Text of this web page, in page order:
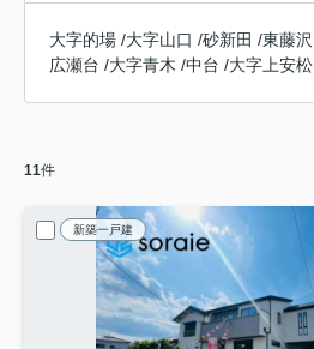
大字的場 /大字山口 /砂新田 /東藤沢
広瀬台 /大字青木 /中台 /大字上安松
11件
新築一戸建